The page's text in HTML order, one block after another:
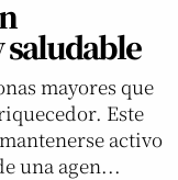
saludable
mayores que
Este
activo
una agen...